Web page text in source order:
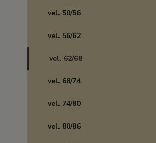
vel. 50/56
vel. 56/62
vel. 62/68
vel. 68/74
vel. 74/80
vel. 80/86